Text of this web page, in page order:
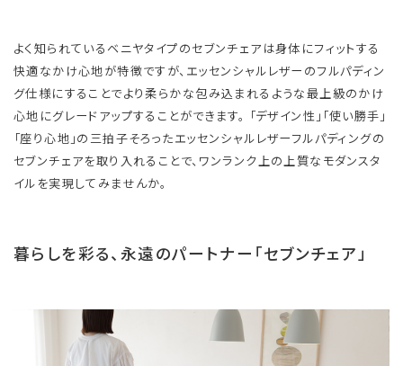
よく知られているベニヤタイプのセブンチェアは身体にフィットする
快適なかけ心地が特徴ですが、エッセンシャルレザーのフルパディン
グ仕様にすることでより柔らかな包み込まれるような最上級のかけ
心地にグレードアップすることができます。 「デザイン性」「使い勝手」
「座り心地」の三拍子そろったエッセンシャルレザーフルパディングの
セブンチェアを取り入れることで、ワンランク上の上質なモダンスタ
イルを実現してみませんか。
暮らしを彩る、永遠のパートナー「セブンチェア」